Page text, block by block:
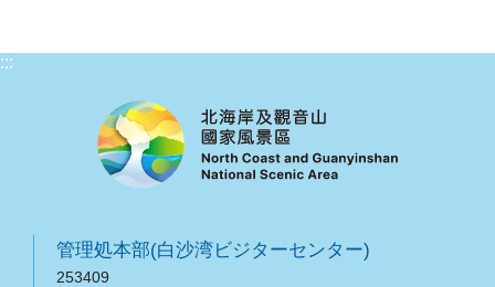
:::
管理処本部(白沙湾ビジターセンター)
253409